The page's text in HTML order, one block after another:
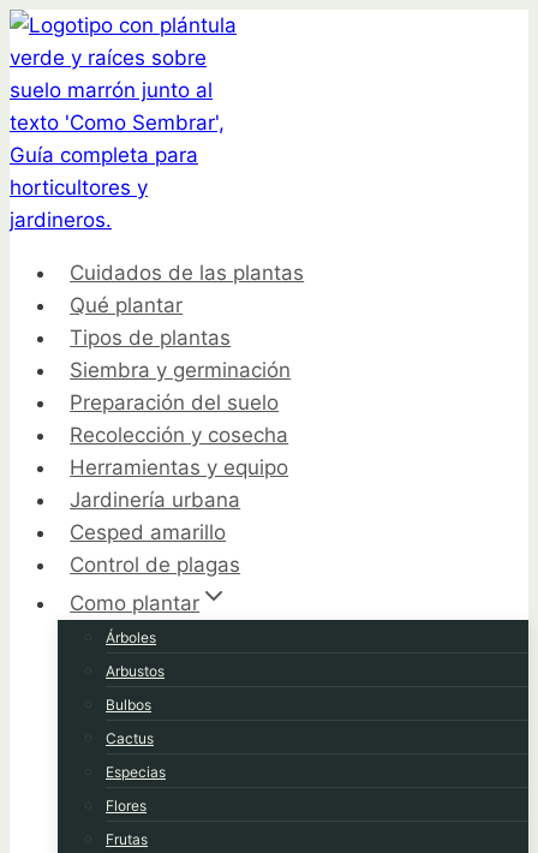
Saltar
al
contenido
Cuidados de las plantas
Qué plantar
Tipos de plantas
Siembra y germinación
Preparación del suelo
Recolección y cosecha
Herramientas y equipo
Jardinería urbana
Cesped amarillo
Control de plagas
Como plantar
Árboles
Arbustos
Bulbos
Cactus
Especias
Flores
Frutas